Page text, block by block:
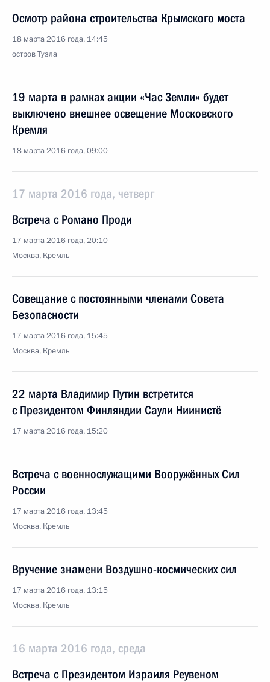
Осмотр района строительства Крымского моста
18 марта 2016 года, 14:45
остров Тузла
19 марта в рамках акции «Час Земли» будет
выключено внешнее освещение Московского
Кремля
18 марта 2016 года, 09:00
17 марта 2016 года, четверг
Встреча с Романо Проди
17 марта 2016 года, 20:10
Москва, Кремль
Совещание с постоянными членами Совета
Безопасности
17 марта 2016 года, 15:45
Москва, Кремль
22 марта Владимир Путин встретится
с Президентом Финляндии Саули Ниинистё
17 марта 2016 года, 15:20
Встреча с военнослужащими Вооружённых Сил
России
17 марта 2016 года, 13:45
Москва, Кремль
Вручение знамени Воздушно-космических сил
17 марта 2016 года, 13:15
Москва, Кремль
16 марта 2016 года, среда
Встреча с Президентом Израиля Реувеном